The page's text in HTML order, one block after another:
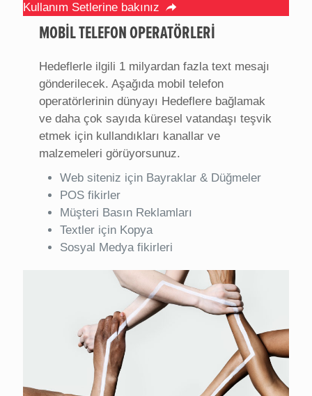
Kullanım Setlerine bakınız
MOBİL TELEFON OPERATÖRLERİ
Hedeflerle ilgili 1 milyardan fazla text mesajı
gönderilecek. Aşağıda mobil telefon
operatörlerinin dünyayı Hedeflere bağlamak
ve daha çok sayıda küresel vatandaşı teşvik
etmek için kullandıkları kanallar ve
malzemeleri görüyorsunuz.
Web siteniz için Bayraklar & Düğmeler
POS fikirler
Müşteri Basın Reklamları
Textler için Kopya
Sosyal Medya fikirleri